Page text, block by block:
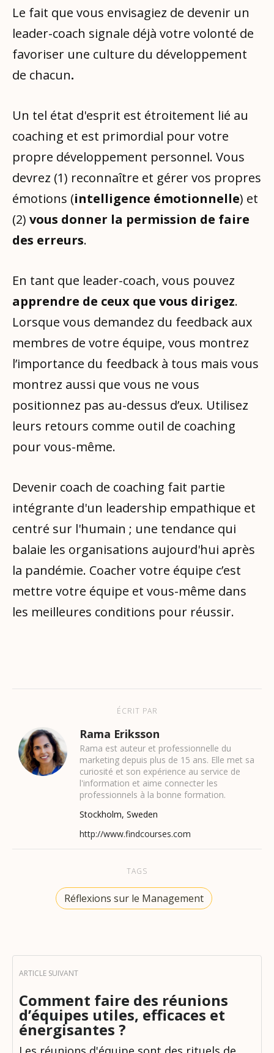
Le fait que vous envisagiez de devenir un
leader-coach signale déjà votre volonté de
favoriser une culture du développement
de chacun.
Un tel état d'esprit est étroitement lié au
coaching et est primordial pour votre
propre développement personnel. Vous
devrez (1) reconnaître et gérer vos propres
émotions (intelligence émotionnelle) et
(2) vous donner la permission de faire
des erreurs.
En tant que leader-coach, vous pouvez
apprendre de ceux que vous dirigez.
Lorsque vous demandez du feedback aux
membres de votre équipe, vous montrez
l’importance du feedback à tous mais vous
montrez aussi que vous ne vous
positionnez pas au-dessus d’eux. Utilisez
leurs retours comme outil de coaching
pour vous-même.
Devenir coach de coaching fait partie
intégrante d'un leadership empathique et
centré sur l'humain ; une tendance qui
balaie les organisations aujourd'hui après
la pandémie. Coacher votre équipe c’est
mettre votre équipe et vous-même dans
les meilleures conditions pour réussir.
ÉCRIT PAR
Rama Eriksson
Rama est auteur et professionnelle du
marketing depuis plus de 15 ans. Elle met sa
curiosité et son expérience au service de
l'information et aime connecter les
professionnels à la bonne formation.
Stockholm, Sweden
http://www.findcourses.com
TAGS
Réflexions sur le Management
Comment faire des réunions
d’équipes utiles, efficaces et
énergisantes ?